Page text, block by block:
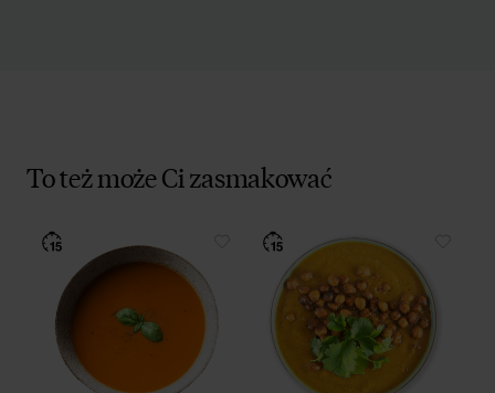
To też może Ci zasmakować